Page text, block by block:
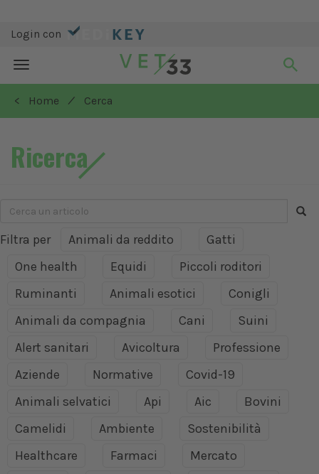
Login con
Toggle
navigation
< Home
/ Cerca
Ricerca
Filtra per Animali da reddito
Gatti
One health
Equidi
Piccoli roditori
Ruminanti
Animali esotici
Conigli
Animali da compagnia
Cani
Suini
Alert sanitari
Avicoltura
Professione
Aziende
Normative
Covid-19
Animali selvatici
Api Aic
Bovini
Camelidi
Ambiente
Sostenibilità
Healthcare
Farmaci
Mercato